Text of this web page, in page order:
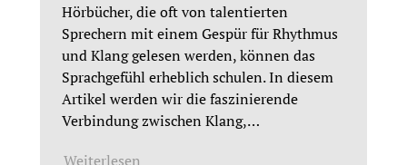
Hörbücher, die oft von talentierten
Sprechern mit einem Gespür für Rhythmus
und Klang gelesen werden, können das
Sprachgefühl erheblich schulen. In diesem
Artikel werden wir die faszinierende
Verbindung zwischen Klang,…
Weiterlesen